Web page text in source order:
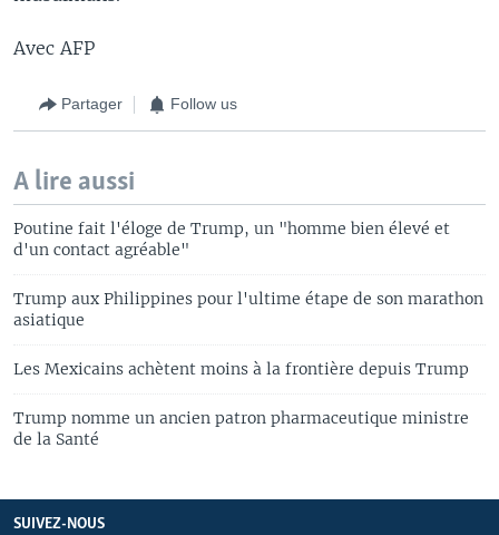
Avec AFP
Partager Follow us
A lire aussi
Poutine fait l'éloge de Trump, un "homme bien élevé et
d'un contact agréable"
Trump aux Philippines pour l'ultime étape de son marathon
asiatique
Les Mexicains achètent moins à la frontière depuis Trump
Trump nomme un ancien patron pharmaceutique ministre
de la Santé
SUIVEZ-NOUS